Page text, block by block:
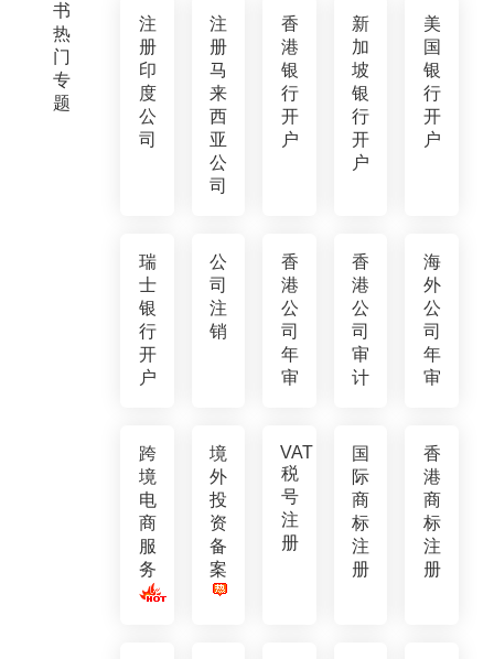
书
热
门
专
题
注
册
印
度
公
司
注
册
马
来
西
亚
公
司
香
港
银
行
开
户
新
加
坡
银
行
开
户
美
国
银
行
开
户
瑞
士
银
行
开
户
公
司
注
销
香
港
公
司
年
审
香
港
公
司
审
计
海
外
公
司
年
审
跨
境
电
商
服
务
境
外
投
资
备
案
VAT
税
号
注
册
国
际
商
标
注
册
香
港
商
标
注
册